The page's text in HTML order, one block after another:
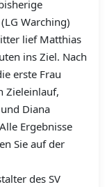
Warching)
lief Matthias
ins Ziel. Nach
erste Frau
Zieleinlauf,
Diana
Ergebnisse
Sie auf der
des SV